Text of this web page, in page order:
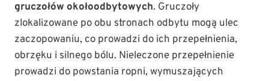
gruczołów okołoodbytowych. Gruczoły
zlokalizowane po obu stronach odbytu mogą ulec
zaczopowaniu, co prowadzi do ich przepełnienia,
obrzęku i silnego bólu. Nieleczone przepełnienie
prowadzi do powstania ropni, wymuszających